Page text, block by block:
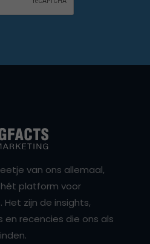
van ons allemaal,
hét platform voor
zijn de insights,
en recencies die ons als